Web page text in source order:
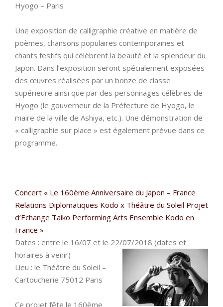
Hyogo – Paris
Une exposition de calligraphie créative en matière de
poèmes, chansons populaires contemporaines et
chants festifs qui célèbrent la beauté et la splendeur du
Japon. Dans l’exposition seront spécialement exposées
des œuvres réalisées par un bonze de classe
supérieure ainsi que par des personnages célèbres de
Hyogo (le gouverneur de la Préfecture de Hyogo, le
maire de la ville de Ashiya, etc.). Une démonstration de
« calligraphie sur place » est également prévue dans ce
programme.
Concert « Le 160ème Anniversaire du Japon – France
Relations Diplomatiques Kodo x Théâtre du Soleil Projet
d’Echange Taiko Performing Arts Ensemble Kodo en
France »
Dates : entre le 16/07 et le 22/07/2018 (dates et
horaires à venir)
Lieu : le Théâtre du Soleil –
Cartoucherie 75012 Paris
Ce projet fête le 160ème